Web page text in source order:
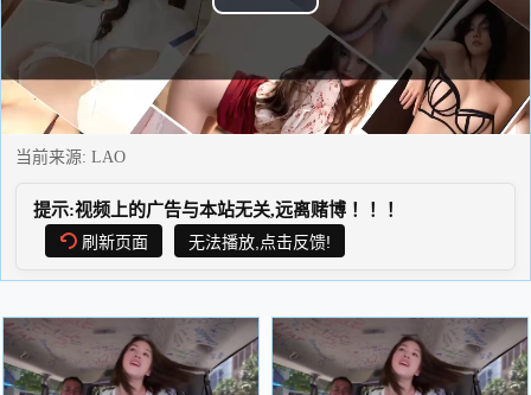
Play
Video
当前来源: LAO
提示:视频上的广告与本站无关,远离赌博！！！
刷新页面
无法播放,点击反馈!